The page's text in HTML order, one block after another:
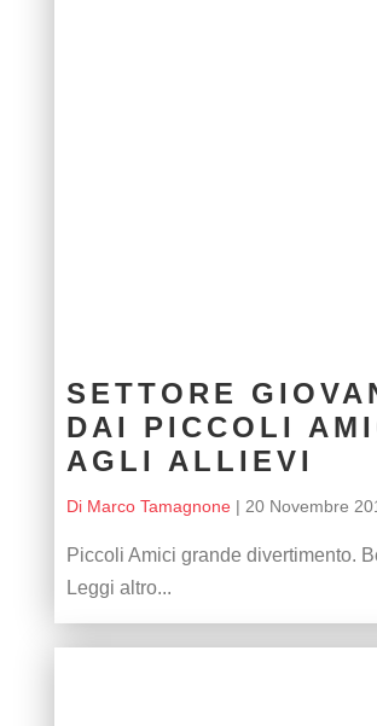
SETTORE
DAI PICCOLI
AGLI ALLIEVI
Di Marco Tamagnone| 20 Novembre
Piccoli Amici grande divertimento.
Leggi altro...